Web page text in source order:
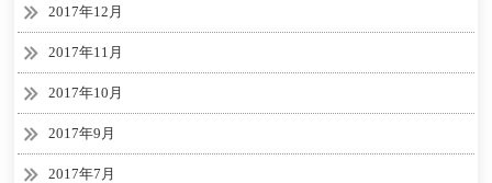
2017年12月
2017年11月
2017年10月
2017年9月
2017年7月